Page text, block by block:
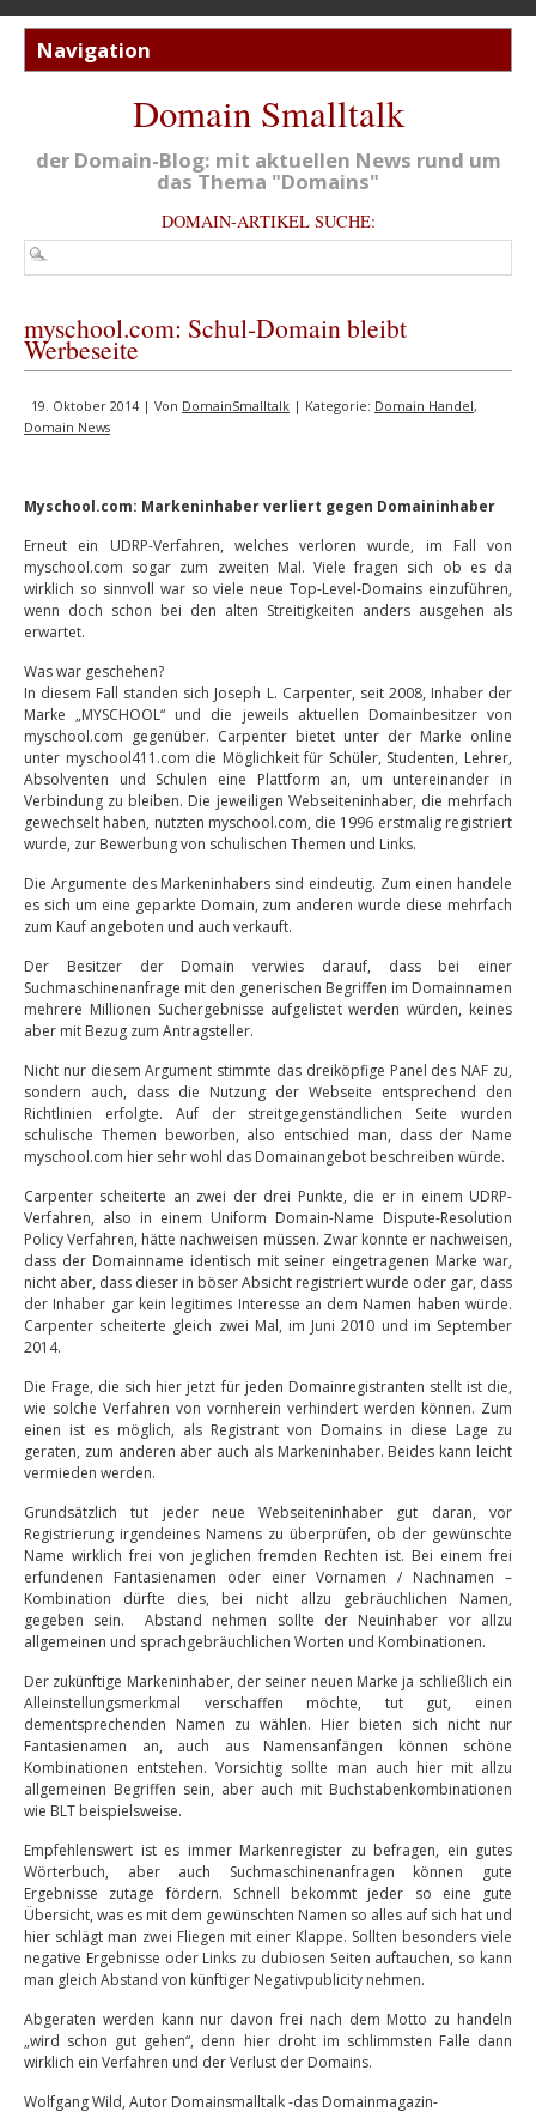
Domain Smalltalk
der Domain-Blog: mit aktuellen News rund um
das Thema "Domains"
DOMAIN-ARTIKEL SUCHE:
myschool.com: Schul-Domain bleibt
Werbeseite
19. Oktober 2014 | Von DomainSmalltalk | Kategorie: Domain Handel,
Domain News
Myschool.com: Markeninhaber verliert gegen Domaininhaber
Erneut ein UDRP-Verfahren, welches verloren wurde, im Fall von
myschool.com sogar zum zweiten Mal. Viele fragen sich ob es da
wirklich so sinnvoll war so viele neue Top-Level-Domains einzuführen,
wenn doch schon bei den alten Streitigkeiten anders ausgehen als
erwartet.
Was war geschehen?
In diesem Fall standen sich Joseph L. Carpenter, seit 2008, Inhaber der
Marke „MYSCHOOL“ und die jeweils aktuellen Domainbesitzer von
myschool.com gegenüber. Carpenter bietet unter der Marke online
unter myschool411.com die Möglichkeit für Schüler, Studenten, Lehrer,
Absolventen und Schulen eine Plattform an, um untereinander in
Verbindung zu bleiben. Die jeweiligen Webseiteninhaber, die mehrfach
gewechselt haben, nutzten myschool.com, die 1996 erstmalig registriert
wurde, zur Bewerbung von schulischen Themen und Links.
Die Argumente des Markeninhabers sind eindeutig. Zum einen handele
es sich um eine geparkte Domain, zum anderen wurde diese mehrfach
zum Kauf angeboten und auch verkauft.
Der Besitzer der Domain verwies darauf, dass bei einer
Suchmaschinenanfrage mit den generischen Begriffen im Domainnamen
mehrere Millionen Suchergebnisse aufgelistet werden würden, keines
aber mit Bezug zum Antragsteller.
Nicht nur diesem Argument stimmte das dreiköpfige Panel des NAF zu,
sondern auch, dass die Nutzung der Webseite entsprechend den
Richtlinien erfolgte. Auf der streitgegenständlichen Seite wurden
schulische Themen beworben, also entschied man, dass der Name
myschool.com hier sehr wohl das Domainangebot beschreiben würde.
Carpenter scheiterte an zwei der drei Punkte, die er in einem UDRP-
Verfahren, also in einem Uniform Domain-Name Dispute-Resolution
Policy Verfahren, hätte nachweisen müssen. Zwar konnte er nachweisen,
dass der Domainname identisch mit seiner eingetragenen Marke war,
nicht aber, dass dieser in böser Absicht registriert wurde oder gar, dass
der Inhaber gar kein legitimes Interesse an dem Namen haben würde.
Carpenter scheiterte gleich zwei Mal, im Juni 2010 und im September
2014.
Die Frage, die sich hier jetzt für jeden Domainregistranten stellt ist die,
wie solche Verfahren von vornherein verhindert werden können. Zum
einen ist es möglich, als Registrant von Domains in diese Lage zu
geraten, zum anderen aber auch als Markeninhaber. Beides kann leicht
vermieden werden.
Grundsätzlich tut jeder neue Webseiteninhaber gut daran, vor
Registrierung irgendeines Namens zu überprüfen, ob der gewünschte
Name wirklich frei von jeglichen fremden Rechten ist. Bei einem frei
erfundenen Fantasienamen oder einer Vornamen / Nachnamen –
Kombination dürfte dies, bei nicht allzu gebräuchlichen Namen,
gegeben sein. Abstand nehmen sollte der Neuinhaber vor allzu
allgemeinen und sprachgebräuchlichen Worten und Kombinationen.
Der zukünftige Markeninhaber, der seiner neuen Marke ja schließlich ein
Alleinstellungsmerkmal verschaffen möchte, tut gut, einen
dementsprechenden Namen zu wählen. Hier bieten sich nicht nur
Fantasienamen an, auch aus Namensanfängen können schöne
Kombinationen entstehen. Vorsichtig sollte man auch hier mit allzu
allgemeinen Begriffen sein, aber auch mit Buchstabenkombinationen
wie BLT beispielsweise.
Empfehlenswert ist es immer Markenregister zu befragen, ein gutes
Wörterbuch, aber auch Suchmaschinenanfragen können gute
Ergebnisse zutage fördern. Schnell bekommt jeder so eine gute
Übersicht, was es mit dem gewünschten Namen so alles auf sich hat und
hier schlägt man zwei Fliegen mit einer Klappe. Sollten besonders viele
negative Ergebnisse oder Links zu dubiosen Seiten auftauchen, so kann
man gleich Abstand von künftiger Negativpublicity nehmen.
Abgeraten werden kann nur davon frei nach dem Motto zu handeln
„wird schon gut gehen“, denn hier droht im schlimmsten Falle dann
wirklich ein Verfahren und der Verlust der Domains.
Wolfgang Wild, Autor Domainsmalltalk -das Domainmagazin-